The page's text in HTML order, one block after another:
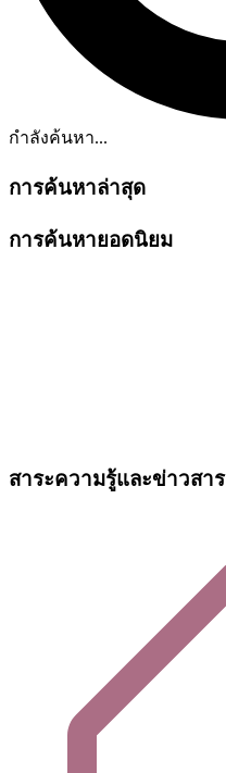
กำลังค้นหา...
การค้นหาล่าสุด
การค้นหายอดนิยม
สาระความรู้และข่าวสาร